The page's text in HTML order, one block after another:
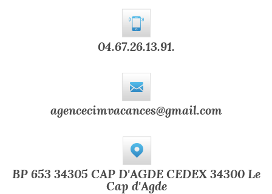
04.67.26.13.91.
agencecimvacances@gmail.com
BP 653 34305 CAP D'AGDE CEDEX 34300 Le
Cap d'Agde